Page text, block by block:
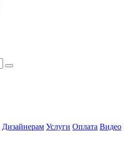
Дизайнерам Услуги Оплата Видео